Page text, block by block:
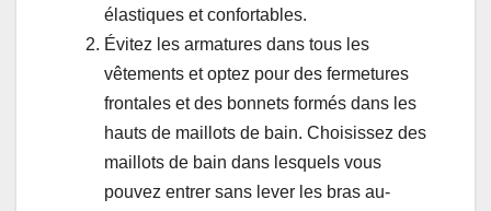
élastiques et confortables.
Évitez les armatures dans tous les
vêtements et optez pour des fermetures
frontales et des bonnets formés dans les
hauts de maillots de bain. Choisissez des
maillots de bain dans lesquels vous
pouvez entrer sans lever les bras au-